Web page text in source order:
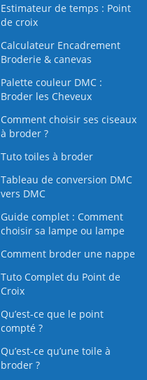
Estimateur de temps : Point
de croix
Calculateur Encadrement
Broderie & canevas
Palette couleur DMC :
Broder les Cheveux
Comment choisir ses ciseaux
à broder ?
Tuto toiles à broder
Tableau de conversion DMC
vers DMC
Guide complet : Comment
choisir sa lampe ou lampe
Comment broder une nappe
Tuto Complet du Point de
Croix
Qu’est-ce que le point
compté ?
Qu’est‑ce qu’une toile à
broder ?